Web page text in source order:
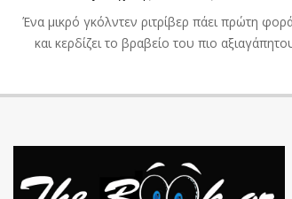
Ένα μικρό γκόλντεν ριτρίβερ πάει πρώτη
και κερδίζει το βραβείο του πιο